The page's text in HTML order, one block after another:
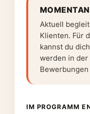
Aktuell
Klienten. Für
kannst du
werden in
IM PROGRAMM